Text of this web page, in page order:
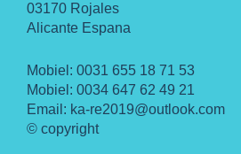
03170 Rojales
Alicante Espana
Mobiel: 0031 655 18 71 53
Mobiel: 0034 647 62 49 21
Email: ka-re2019@outlook.com
© copyright